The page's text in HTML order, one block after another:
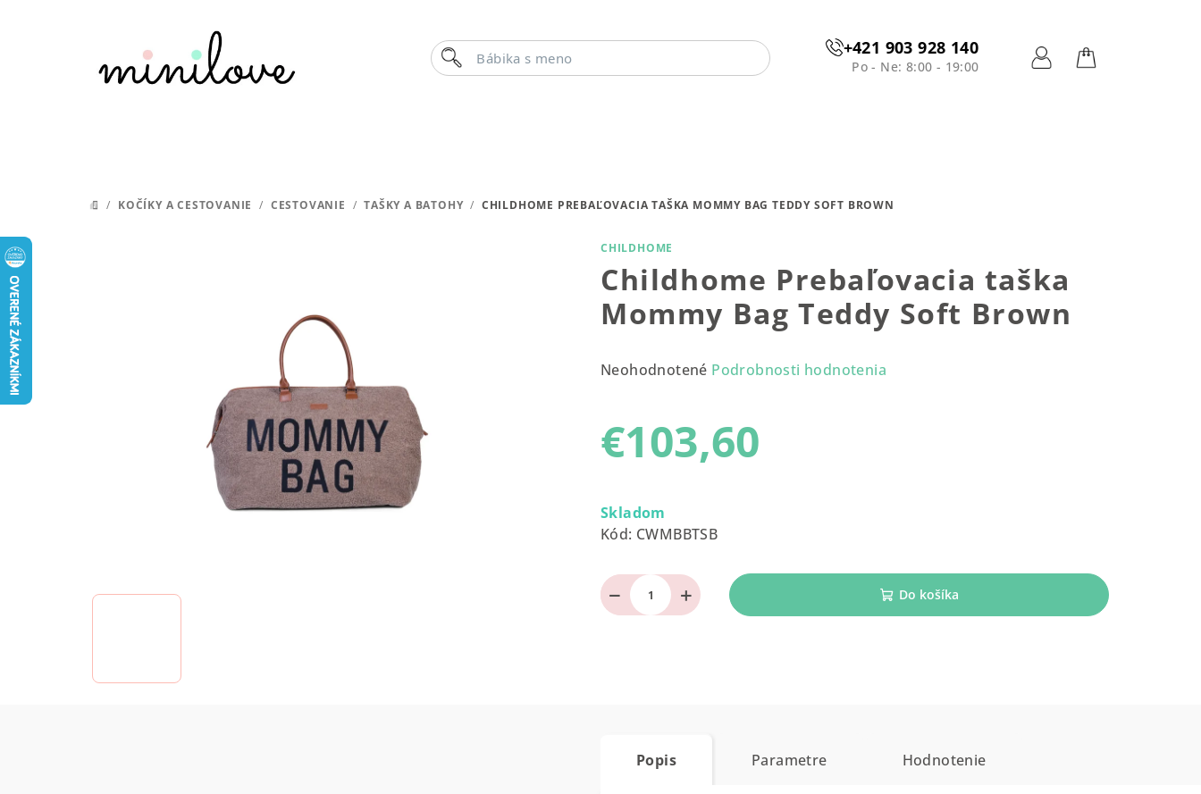
Bábika s menom
Hľadať +421 903 928 140
Po - Ne: 8:00 - 19:00
DOMOV
/ KOČÍKY A CESTOVANIE / CESTOVANIE / TAŠKY A BATOHY / CHILDHOME PREBAĽOVACIA TAŠKA MOMMY BAG TEDDY SOFT BROWN
CHILDHOME
Childhome Prebaľovacia taška
Mommy Bag Teddy Soft Brown
Priemerné
je
0,0
hviezdičiek.
Neohodnotené Podrobnosti hodnotenia
€103,60
cena:
Skladom
Kód: CWMBBTSB
+
− Do košíka
Popis Parametre Hodnotenie